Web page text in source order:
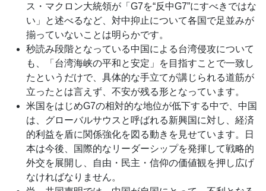
ス・マクロン大統領が「G7を“反中G7”にすべきではな
い」と述べるなど、対中抑止について各国で足並みが
揃っていないことは明らかです。
秒読み段階となっている中国による台湾侵攻について
も、「台湾海峡の平和と安定」を目指すことで一致し
たというだけで、具体的な手立てが講じられる道筋が
立ったとは言えず、不安が残る形となっています。
米国をはじめG7の相対的な地位が低下する中で、中国
は、グローバルサウスと呼ばれる新興国に対し、経済
的利益を盾に関係強化を図る動きを見せています。日
本は今後、国際的なリーダーシップを発揮して戦略的
外交を展開し、自由・民主・信仰の価値観を押し広げ
なければなりません。